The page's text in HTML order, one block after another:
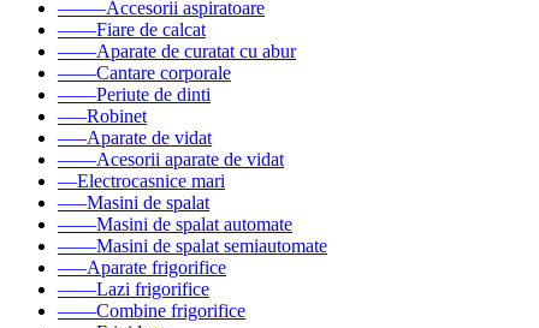
–––––Accesorii aspiratoare
––––Fiare de calcat
––––Aparate de curatat cu abur
––––Cantare corporale
––––Periute de dinti
–––Robinet
–––Aparate de vidat
––––Acesorii aparate de vidat
––Electrocasnice mari
–––Masini de spalat
––––Masini de spalat automate
––––Masini de spalat semiautomate
–––Aparate frigorifice
––––Lazi frigorifice
––––Combine frigorifice